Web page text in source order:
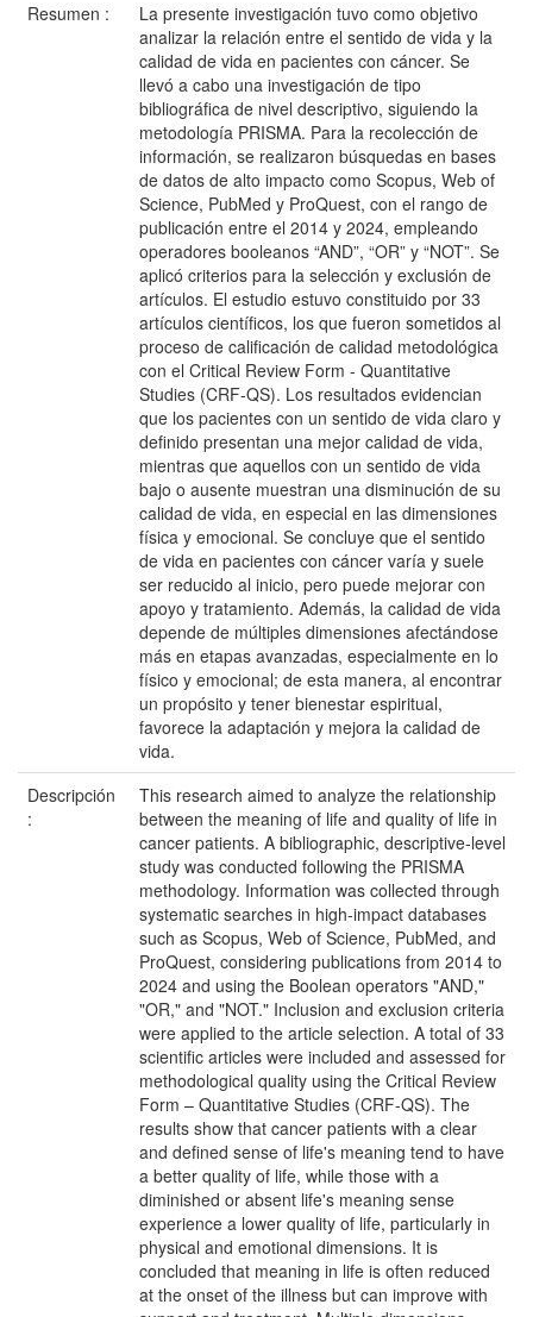
Resumen :
La presente investigación tuvo como objetivo
analizar la relación entre el sentido de vida y la
calidad de vida en pacientes con cáncer. Se
llevó a cabo una investigación de tipo
bibliográfica de nivel descriptivo, siguiendo la
metodología PRISMA. Para la recolección de
información, se realizaron búsquedas en bases
de datos de alto impacto como Scopus, Web of
Science, PubMed y ProQuest, con el rango de
publicación entre el 2014 y 2024, empleando
operadores booleanos “AND”, “OR” y “NOT”. Se
aplicó criterios para la selección y exclusión de
artículos. El estudio estuvo constituido por 33
artículos científicos, los que fueron sometidos al
proceso de calificación de calidad metodológica
con el Critical Review Form - Quantitative
Studies (CRF-QS). Los resultados evidencian
que los pacientes con un sentido de vida claro y
definido presentan una mejor calidad de vida,
mientras que aquellos con un sentido de vida
bajo o ausente muestran una disminución de su
calidad de vida, en especial en las dimensiones
física y emocional. Se concluye que el sentido
de vida en pacientes con cáncer varía y suele
ser reducido al inicio, pero puede mejorar con
apoyo y tratamiento. Además, la calidad de vida
depende de múltiples dimensiones afectándose
más en etapas avanzadas, especialmente en lo
físico y emocional; de esta manera, al encontrar
un propósito y tener bienestar espiritual,
favorece la adaptación y mejora la calidad de
vida.
Descripción
:
This research aimed to analyze the relationship
between the meaning of life and quality of life in
cancer patients. A bibliographic, descriptive-level
study was conducted following the PRISMA
methodology. Information was collected through
systematic searches in high-impact databases
such as Scopus, Web of Science, PubMed, and
ProQuest, considering publications from 2014 to
2024 and using the Boolean operators "AND,"
"OR," and "NOT." Inclusion and exclusion criteria
were applied to the article selection. A total of 33
scientific articles were included and assessed for
methodological quality using the Critical Review
Form – Quantitative Studies (CRF-QS). The
results show that cancer patients with a clear
and defined sense of life's meaning tend to have
a better quality of life, while those with a
diminished or absent life's meaning sense
experience a lower quality of life, particularly in
physical and emotional dimensions. It is
concluded that meaning in life is often reduced
at the onset of the illness but can improve with